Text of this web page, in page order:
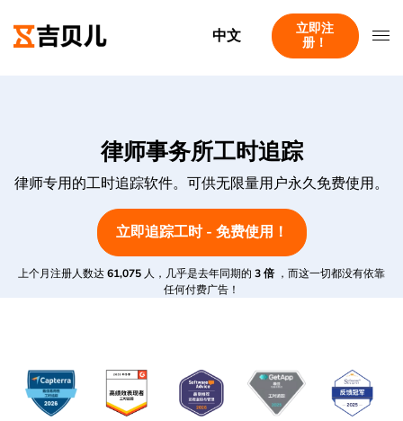
中文
立即注
册！
律师事务所工时追踪
律师专用的工时追踪软件。可供无限量用户永久免费使用。
立即追踪工时 - 免费使用！
上个月注册人数达61,075 人，几乎是去年同期的 3 倍 ，而这一切都没有依靠
任何付费广告！